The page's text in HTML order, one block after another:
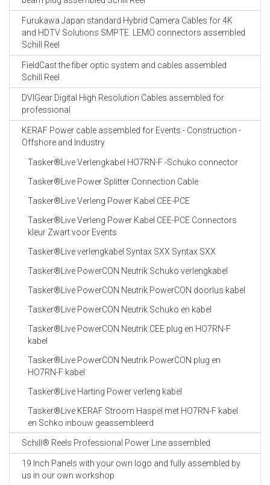
Furukawa Japan standard Hybrid Camera Cables for 4K
and HDTV Solutions SMPTE. LEMO connectors assembled
Schill Reel
FieldCast the fiber optic system and cables assembled
Schill Reel
DVIGear Digital High Resolution Cables assembled for
professional
KERAF Power cable assembled for Events - Construction -
Offshore and Industry
Tasker®Live Verlengkabel HO7RN-F -Schuko connector
Tasker®Live Power Splitter Connection Cable
Tasker®Live Verleng Power Kabel CEE-PCE
Tasker®Live Verleng Power Kabel CEE-PCE Connectors
kleur Zwart voor Events
Tasker®Live verlengkabel Syntax SXX Syntax SXX
Tasker®Live PowerCON Neutrik Schuko verlengkabel
Tasker®Live PowerCON Neutrik PowerCON doorlus kabel
Tasker®Live PowerCON Neutrik Schuko en kabel
Tasker®Live PowerCON Neutrik CEE plug en HO7RN-F
kabel
Tasker®Live PowerCON Neutrik PowerCON plug en
HO7RN-F kabel
Tasker®Live Harting Power verleng kabel
Tasker®Live KERAF Stroom Haspel met HO7RN-F kabel
en Schko inbouw geassembleerd
Schill® Reels Professional Power Line assembled
19 Inch Panels with your own logo and fully assembled by
us in our own workshop